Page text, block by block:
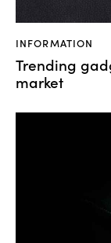
INFORMATION
Trending
market